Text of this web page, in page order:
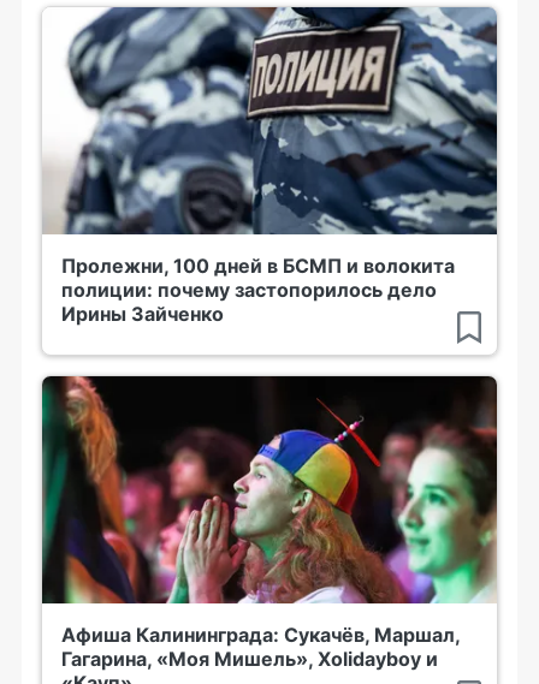
Пролежни, 100 дней в БСМП и волокита
полиции: почему застопорилось дело
Ирины Зайченко
Афиша Калининграда: Сукачёв, Маршал,
Гагарина, «Моя Мишель», Xolidayboy и